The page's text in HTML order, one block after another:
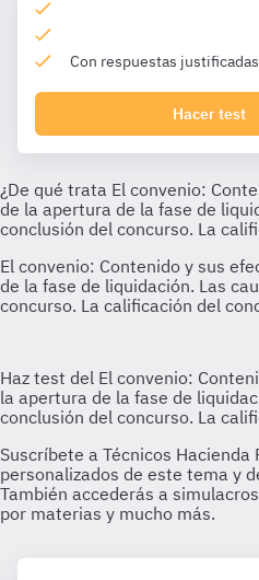
Con respuestas justificadas
Hacer test